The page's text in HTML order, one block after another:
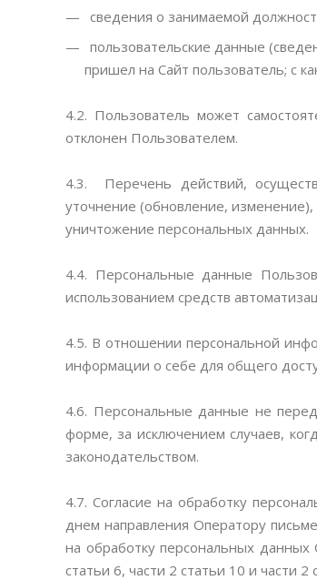
сведения о занимаемой
пользовательские данные
пришел на Сайт пользователь; с
4.2. Пользователь может
отклонен Пользователем.
4.3. Перечень действий,
уточнение (обновление,
уничтожение персональных данных.
4.4. Персональные данные
использованием средств
4.5. В отношении персональной
информации о себе для общего
4.6. Персональные данные не
форме, за исключением случаев,
законодательством.
4.7. Согласие на обработку
днем направления Оператору
на обработку персональных данных
статьи 6, части 2 статьи 10 и части